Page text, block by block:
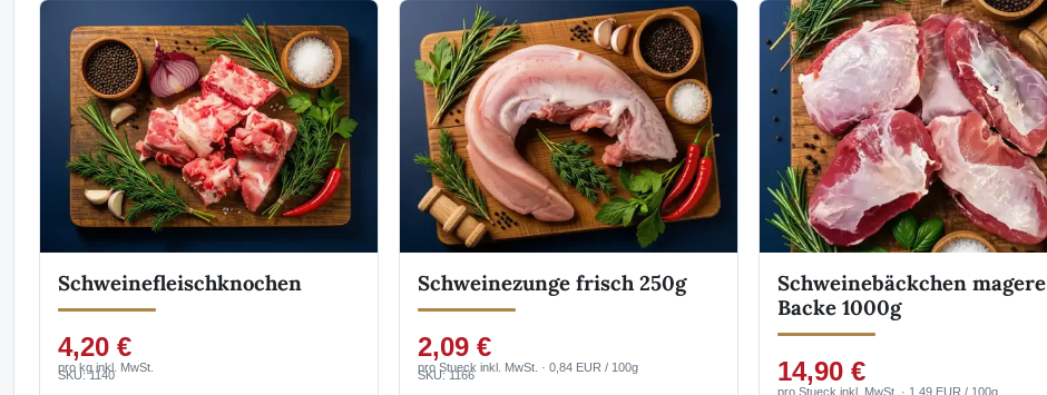
Schweinefleischknochen
4,20 €
pro kg inkl. MwSt.
SKU: 1140
Schweinezunge frisch 250g
2,09 €
pro Stueck inkl. MwSt. · 0,84 EUR / 100g
SKU: 1166
Schweinebäckchen magere
Backe 1000g
14,90 €
pro Stueck inkl. MwSt. · 1,49 EUR / 100g